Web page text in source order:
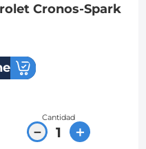
Cronos-Spark
Cantidad
＋
－